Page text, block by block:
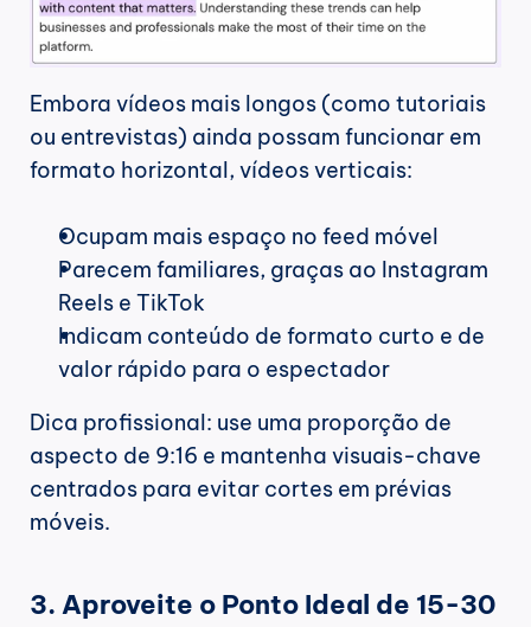
Embora vídeos mais longos (como tutoriais
ou entrevistas) ainda possam funcionar em
formato horizontal, vídeos verticais:
Ocupam mais espaço no feed móvel
Parecem familiares, graças ao Instagram
Reels e TikTok
Indicam conteúdo de formato curto e de
valor rápido para o espectador
Dica profissional: use uma proporção de
aspecto de 9:16 e mantenha visuais-chave
centrados para evitar cortes em prévias
móveis.
3. Aproveite o Ponto Ideal de 15-30